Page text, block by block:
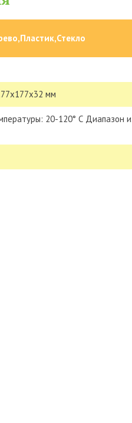
мм
20-120° С Диапазон